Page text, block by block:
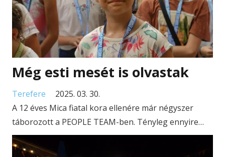
Még esti mesét is olvastak
Terefere
2025. 03. 30.
A 12 éves Mica fiatal kora ellenére már négyszer
táborozott a PEOPLE TEAM-ben. Tényleg ennyire…